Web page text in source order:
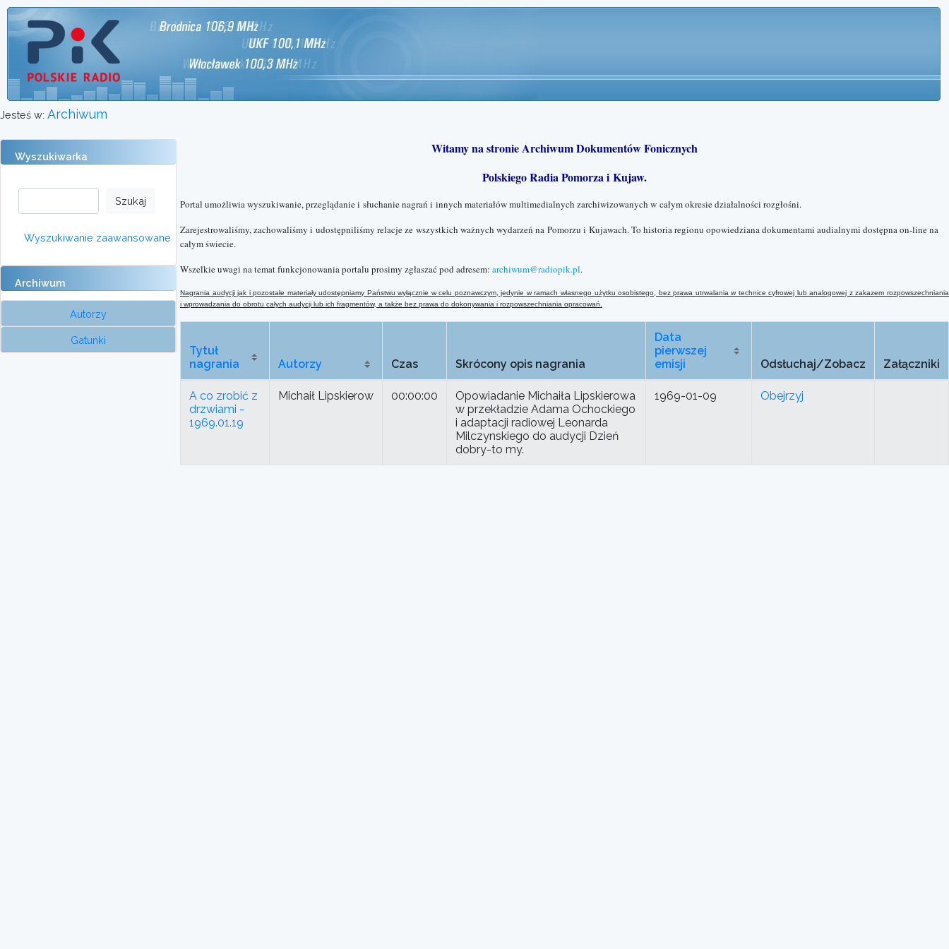
Jesteś w: Archiwum
Wyszukiwarka
Wyszukiwanie zaawansowane
Archiwum
Autorzy
Gatunki
Witamy na stronie Archiwum Dokumentów Fonicznych
Polskiego Radia Pomorza i Kujaw.
Portal umożliwia wyszukiwanie, przeglądanie i słuchanie nagrań i innych materiałów multimedialnych zarchiwizowanych w całym okresie działalności rozgłośni.
Zarejestrowaliśmy, zachowaliśmy i udostępniliśmy relacje ze wszystkich ważnych wydarzeń na Pomorzu i Kujawach. To historia regionu opowiedziana dokumentami audialnymi dostępna on-line na
całym świecie.
Wszelkie uwagi na temat funkcjonowania portalu prosimy zgłaszać pod adresem: archiwum@radiopik.pl.
Nagrania audycji jak i pozostałe materiały udostępniamy Państwu wyłącznie w celu poznawczym, jedynie w ramach własnego użytku osobistego, bez prawa utrwalania w technice cyfrowej lub analogowej zzakazem rozpowszechniania
i wprowadzania do obrotu całych audycji lub ich fragmentów, a także bez prawa do dokonywania i rozpowszechniania opracowań.
Tytuł
nagrania
Autorzy Czas Skrócony opis nagrania
Data
pierwszej
emisji
Odsłuchaj/Zobacz Załączniki
A co zrobić z
drzwiami -
1969.01.19
Michaił Lipskierow 00:00:00
Opowiadanie Michaiła Lipskierowa
w przekładzie Adama Ochockiego
i adaptacji radiowej Leonarda
Milczynskiego do audycji Dzień
dobry-to my.
1969-01-09 Obejrzyj